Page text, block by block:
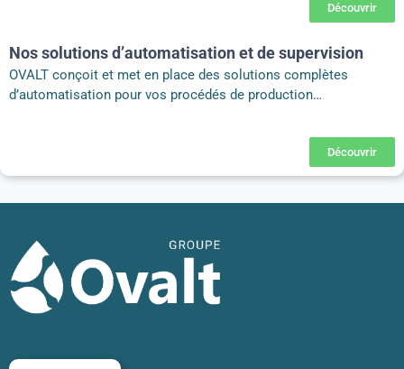
Découvrir
Nos solutions d’automatisation et de supervision
OVALT conçoit et met en place des solutions complètes
d’automatisation pour vos procédés de production…
Découvrir